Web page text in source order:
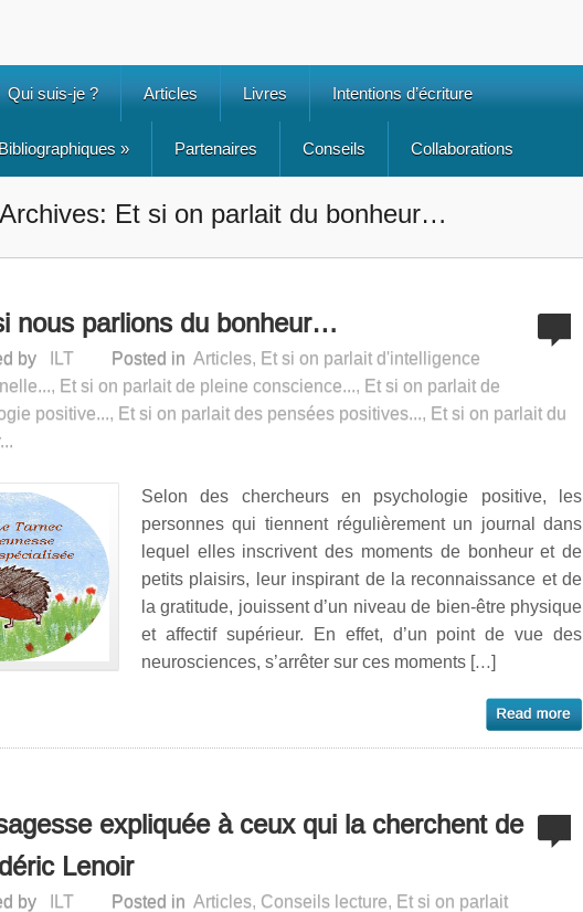
Qui suis-je ? Articles Livres Intentions d’écriture
» Partenaires Conseils Collaborations
Et si on parlait du bonheur…
nous parlions du bonheur…
by ILT Posted in Articles, Et si on parlait d'intelligence
, Et si on parlait de pleine conscience..., Et si on parlait de
positive..., Et si on parlait des pensées positives..., Et si on parlait du
Selon des chercheurs en psychologie positive, les
personnes qui tiennent régulièrement un journal dans
lequel elles inscrivent des moments de bonheur et de
petits plaisirs, leur inspirant de la reconnaissance et de
la gratitude, jouissent d’un niveau de bien-être physique
et affectif supérieur. En effet, d’un point de vue des
neurosciences, s’arrêter sur ces moments […]
expliquée à ceux qui la cherchent de
Lenoir
by ILT Posted in Articles, Conseils lecture, Et si on parlait